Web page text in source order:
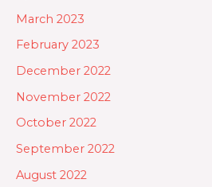
March 2023
February 2023
December 2022
November 2022
October 2022
September 2022
August 2022